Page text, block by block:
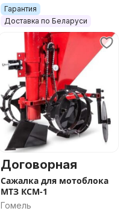
Гарантия
Доставка по Беларуси
Договорная
Сажалка для мотоблока
МТЗ КСМ-1
Гомель